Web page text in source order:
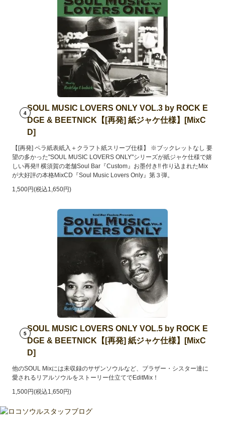
4
SOUL MUSIC LOVERS ONLY VOL.3 by ROCK E
DGE & BEETNICK【[再発] 紙ジャケ仕様】[MixC
D]
【[再発] ペラ紙表紙入＋クラフト紙スリーブ仕様】 ※ブックレットなし 要
望の多かった"SOUL MUSIC LOVERS ONLY"シリーズが紙ジャケ仕様で嬉
しい再発!! 横須賀の老舗Soul Bar『Custom』お墨付き!! 作り込まれたMix
が大好評の本格MixCD『Soul Music Lovers Only』第３弾。
1,500円(税込1,650円)
5
SOUL MUSIC LOVERS ONLY VOL.5 by ROCK E
DGE & BEETNICK【[再発] 紙ジャケ仕様】[MixC
D]
他のSOUL Mixには未収録のサザンソウルなど、ブラザー・シスター達に
愛されるリアルソウルをストーリー仕立てでEditMix！
1,500円(税込1,650円)